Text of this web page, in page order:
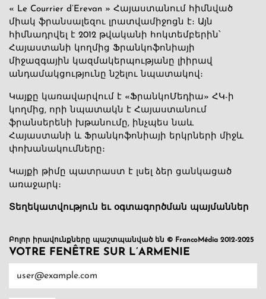
« Le Courrier d’Erevan » Հայաստանում հիմնված
միակ ֆրանսալեզու լրատվամիջոցն է։ Այն
հիմնադրվել է 2012 թվականի հոկտեմբերին՝
Հայաստանի կողմից Ֆրանկոֆոնիայի
միջազգային կազմակերպությանը լիիրավ
անդամակցությունը նշելու նպատակով։
Կայքը կառավարվում է «ՖրանկոՄեդիա» ՀԿ-ի
կողմից, որի նպատակն է Հայաստանում
ֆրանսերենի խթանումը, ինչպես նաև
Հայաստանի և Ֆրանկոֆոնիայի երկրների միջև
փոխանակումները։
Կայքի թիմը պատրաստ է լսել ձեր ցանկացած
առաջարկ։
Տեղեկատվություն եւ օգտագործման պայմաններ
Բոլոր իրավունքները պաշտպանված են © FrancoMédia 2012-2025
VOTRE FENÊTRE SUR L’ARMENIE